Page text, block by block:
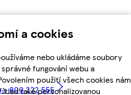
a cookies
nebo ukládáme soubory
fungování webu a
použití všech cookies nám
také personalizovanou
- 800 222 555